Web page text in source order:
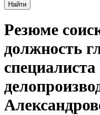
Найти
Резюме
должность
специалиста